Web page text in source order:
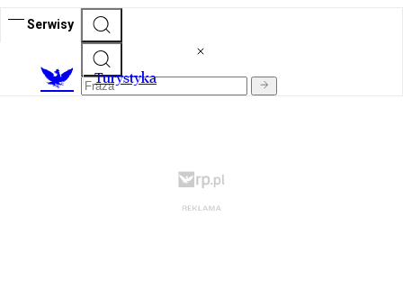
Serwisy
Turystyka